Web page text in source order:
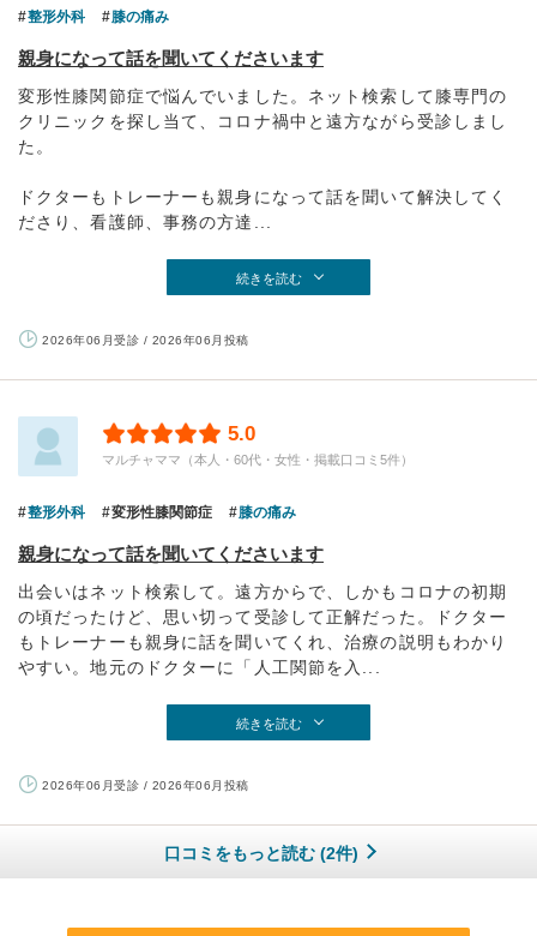
整形外科 膝の痛み
親身になって話を聞いてくださいます
変形性膝関節症で悩んでいました。ネット検索して膝専門の
クリニックを探し当て、コロナ禍中と遠方ながら受診しまし
た。
ドクターもトレーナーも親身になって話を聞いて解決してく
ださり、看護師、事務の方達...
続きを読む
2026年06月受診 / 2026年06月投稿
5.0
マルチャママ（本人・60代・女性・掲載口コミ5件）
整形外科 変形性膝関節症 膝の痛み
親身になって話を聞いてくださいます
出会いはネット検索して。遠方からで、しかもコロナの初期
の頃だったけど、思い切って受診して正解だった。ドクター
もトレーナーも親身に話を聞いてくれ、治療の説明もわかり
やすい。地元のドクターに「人工関節を入...
続きを読む
2026年06月受診 / 2026年06月投稿
口コミをもっと読む (2件)